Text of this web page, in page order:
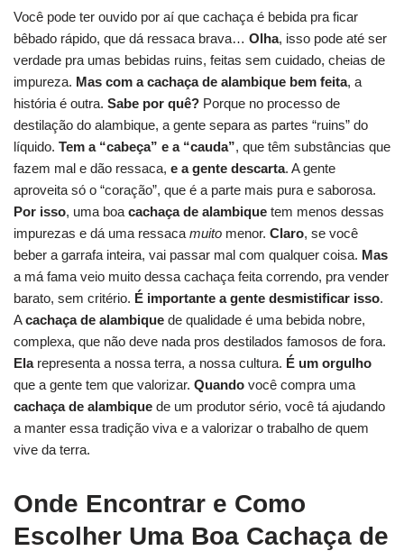
Você pode ter ouvido por aí que cachaça é bebida pra ficar
bêbado rápido, que dá ressaca brava… Olha, isso pode até ser
verdade pra umas bebidas ruins, feitas sem cuidado, cheias de
impureza. Mas com acachaça de alambique bem feita, a
história é outra. Sabe por quê? Porque no processo de
destilação do alambique, a gente separa as partes “ruins” do
líquido. Tem a “cabeça” e a “cauda”, que têm substâncias que
fazem mal e dão ressaca, e a gente descarta. A gente
aproveita só o “coração”, que é a parte mais pura e saborosa.
Por isso, uma boa cachaça de alambique tem menos dessas
impurezas e dá uma ressaca muito menor. Claro, se você
beber a garrafa inteira, vai passar mal com qualquer coisa. Mas
a má fama veio muito dessa cachaça feita correndo, pra vender
barato, sem critério. É importante a gente desmistificar isso.
Acachaça de alambique de qualidade é uma bebida nobre,
complexa, que não deve nada pros destilados famosos de fora.
Elarepresenta a nossa terra, a nossa cultura. É um orgulho
que a gente tem que valorizar. Quando você compra uma
cachaça de alambique de um produtor sério, você tá ajudando
a manter essa tradição viva e a valorizar o trabalho de quem
vive da terra.
Onde Encontrar e Como
Escolher Uma Boa Cachaça de